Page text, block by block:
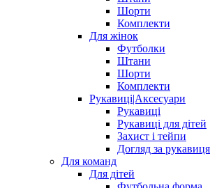
Шорти
Комплекти
Для жінок
Футболки
Штани
Шорти
Комплекти
Рукавиці|Аксесуари
Рукавиці
Рукавиці для дітей
Захист і тейпи
Догляд за
Для команд
Для дітей